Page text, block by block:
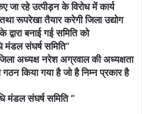
जा रहे उत्पीड़न के विरोध में कार्य
तथा रूपरेखा तैयार करेगी जिला उद्योग
द्वारा बनाई गई समिति को
मंडल संघर्ष समिति”
अध्यक्ष नरेश अग्रवाल की अध्यक्षता
किया गया है जो है निम्न प्रकार है
मंडल संघर्ष समिति “